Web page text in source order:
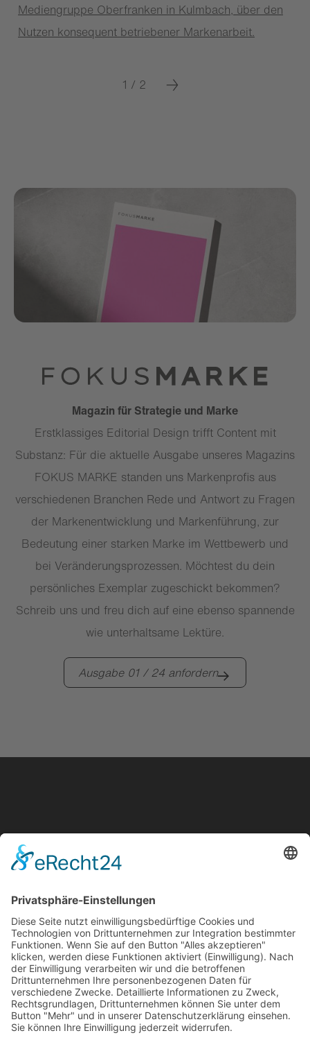
Mediengruppe Oberfranken in Kulmbach, über den
Nutzen konsequent betriebener Markenarbeit.
1 / 2
Magazin für Strategie und Marke
Erstklassiges Editorial Design trifft Content mit
Substanz: Für die aktuelle Ausgabe unseres Magazins
FOKUS MARKE standen uns Markenprofis aus
verschiedenen Branchen Rede und Antwort zu Fragen
der Markenentwicklung und Markenführung, zur
Bedeutung einer starken Marke im Wettbewerb und
bei Veränderungsprozessen. Möchtest du dein
persönliches Exemplar zugeschickt bekommen?
Schreib uns und freu dich auf eine ebenso spannende
wie unterhaltsame Lektüre.
Ausgabe 01 / 24 anfordern
BERGWERK Strategie und Marke GmbH
Kupferberg ― Berlin
Dörnhofer Straße 3
95362 Kupferberg
Anklamer Straße 37
10115 Berlin
+49 (0) 9227 / 940 10 - 0
info